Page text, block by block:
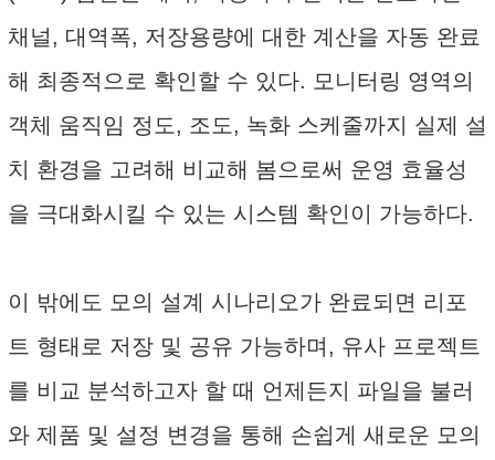
채널, 대역폭, 저장용량에 대한 계산을 자동 완료
해 최종적으로 확인할 수 있다. 모니터링 영역의
객체 움직임 정도, 조도, 녹화 스케줄까지 실제 설
치 환경을 고려해 비교해 봄으로써 운영 효율성
을 극대화시킬 수 있는 시스템 확인이 가능하다.
이 밖에도 모의 설계 시나리오가 완료되면 리포
트 형태로 저장 및 공유 가능하며, 유사 프로젝트
를 비교 분석하고자 할 때 언제든지 파일을 불러
와 제품 및 설정 변경을 통해 손쉽게 새로운 모의